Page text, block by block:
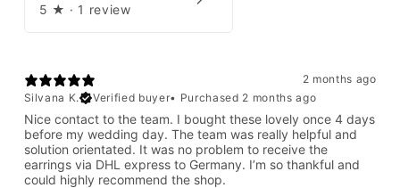
5 ★ · 1 review
2 months ago
Silvana K.
Verified buyer• Purchased 2 months ago
Nice contact to the team. I bought these lovely once 4 days
before my wedding day. The team was really helpful and
solution orientated. It was no problem to receive the
earrings via DHL express to Germany. I’m so thankful and
could highly recommend the shop.